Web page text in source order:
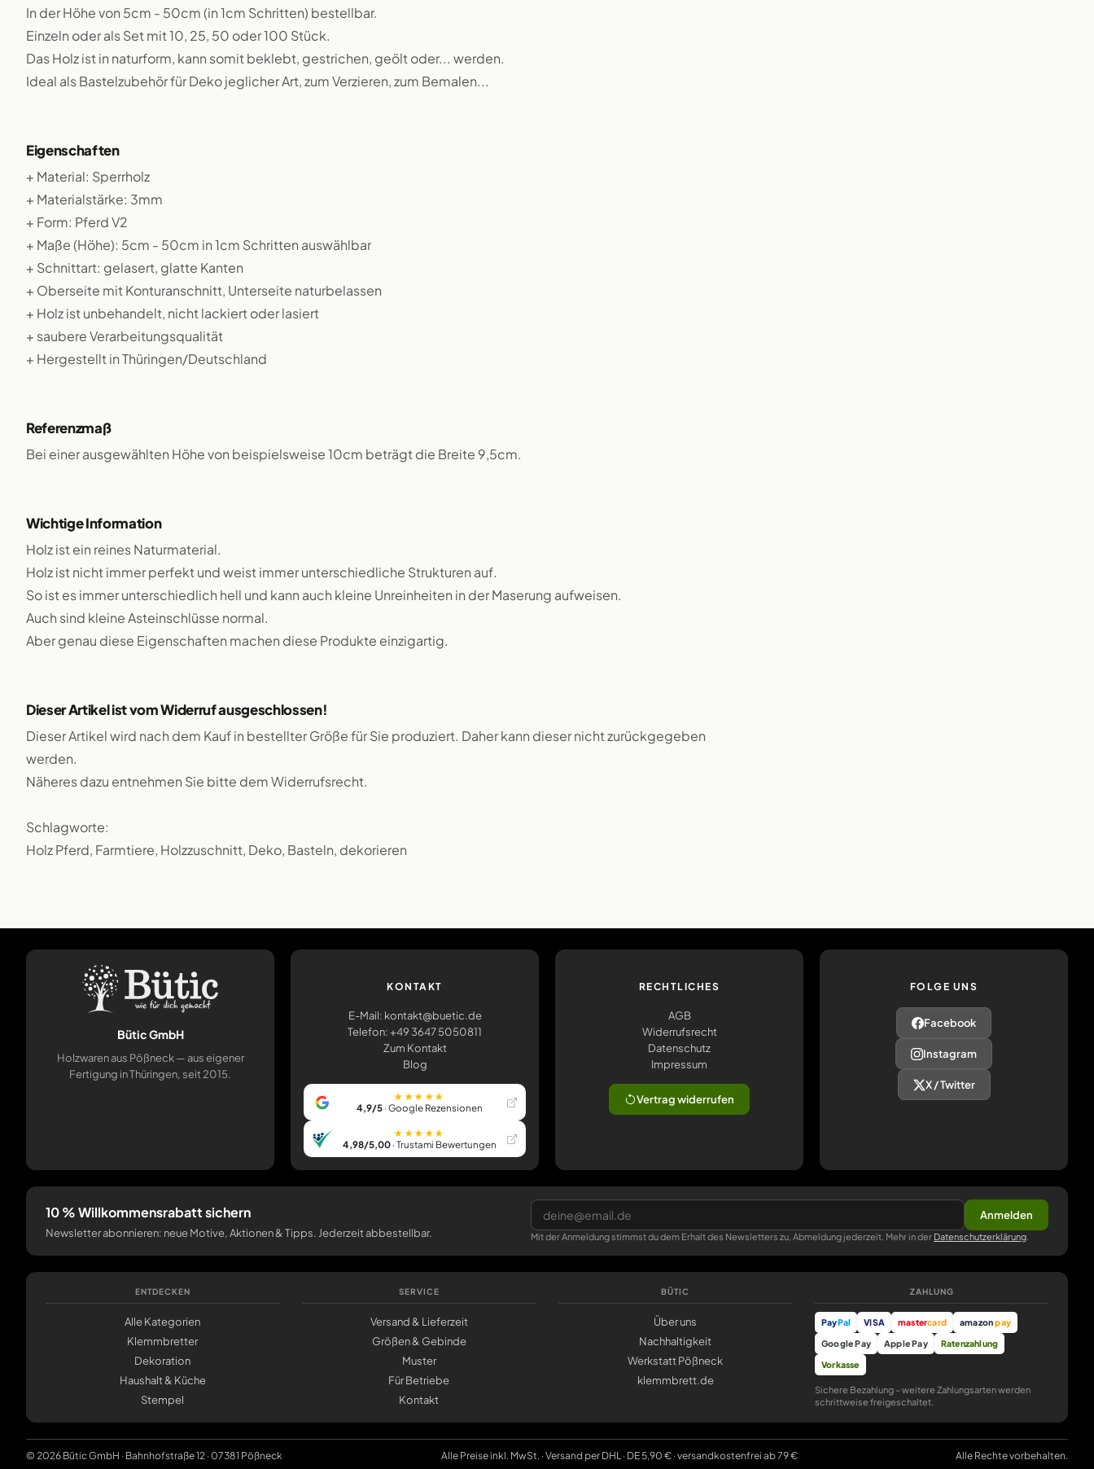
In der Höhe von 5cm - 50cm (in 1cm Schritten) bestellbar.
Einzeln oder als Set mit 10, 25, 50 oder 100 Stück.
Das Holz ist in naturform, kann somit beklebt, gestrichen, geölt oder... werden.
Ideal als Bastelzubehör für Deko jeglicher Art, zum Verzieren, zum Bemalen...
Eigenschaften
+ Material: Sperrholz
+ Materialstärke: 3mm
+ Form: Pferd V2
+ Maße (Höhe): 5cm - 50cm in 1cm Schritten auswählbar
+ Schnittart: gelasert, glatte Kanten
+ Oberseite mit Konturanschnitt, Unterseite naturbelassen
+ Holz ist unbehandelt, nicht lackiert oder lasiert
+ saubere Verarbeitungsqualität
+ Hergestellt in Thüringen/Deutschland
Referenzmaß
Bei einer ausgewählten Höhe von beispielsweise 10cm beträgt die Breite 9,5cm.
Wichtige Information
Holz ist ein reines Naturmaterial.
Holz ist nicht immer perfekt und weist immer unterschiedliche Strukturen auf.
So ist es immer unterschiedlich hell und kann auch kleine Unreinheiten in der Maserung aufweisen.
Auch sind kleine Asteinschlüsse normal.
Aber genau diese Eigenschaften machen diese Produkte einzigartig.
Dieser Artikel ist vom Widerruf ausgeschlossen!
Dieser Artikel wird nach dem Kauf in bestellter Größe für Sie produziert. Daher kann dieser nicht zurückgegeben
werden.
Näheres dazu entnehmen Sie bitte dem Widerrufsrecht.
Schlagworte:
Holz Pferd, Farmtiere, Holzzuschnitt, Deko, Basteln, dekorieren
Bütic GmbH
Holzwaren aus Pößneck — aus eigener
Fertigung in Thüringen, seit 2015.
KONTAKT
E-Mail: kontakt@buetic.de
Telefon: +49 3647 5050811
Zum Kontakt
Blog
★★★★★
4,9/5 · Google Rezensionen
★★★★★
4,98/5,00 · Trustami Bewertungen
RECHTLICHES
AGB
Widerrufsrecht
Datenschutz
Impressum
Vertrag widerrufen
FOLGE UNS
Facebook
Instagram
X / Twitter
10 % Willkommensrabatt sichern
Newsletter abonnieren: neue Motive, Aktionen & Tipps. Jederzeit abbestellbar.
Anmelden
Mit der Anmeldung stimmst du dem Erhalt des Newsletters zu, Abmeldung jederzeit. Mehr in der Datenschutzerklärung
ENTDECKEN
Alle Kategorien
Klemmbretter
Dekoration
Haushalt & Küche
Stempel
SERVICE
Versand & Lieferzeit
Größen & Gebinde
Muster
Für Betriebe
Kontakt
BÜTIC
Über uns
Nachhaltigkeit
Werkstatt Pößneck
klemmbrett.de
ZAHLUNG
PayPal VISA mastercard amazonpay
Google Pay
Apple Pay
Ratenzahlung
Vorkasse
Sichere Bezahlung – weitere Zahlungsarten werden
schrittweise freigeschaltet.
© 2026 Bütic GmbH · Bahnhofstraße 12 · 07381 Pößneck Alle Preise inkl. MwSt. · Versand per DHL · DE 5,90 € · versandkostenfrei ab 79 € Alle Rechte vorbehalten.